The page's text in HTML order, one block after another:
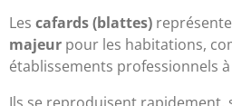
Les cafards (blattes)
majeur pour les habitations,
établissements professionnels